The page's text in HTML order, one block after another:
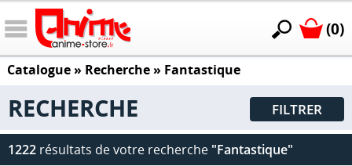
(0)
Catalogue» Recherche » Fantastique
RECHERCHE FILTRER
1222 résultats de votre recherche "Fantastique"